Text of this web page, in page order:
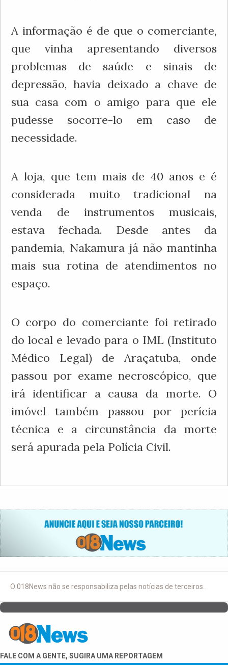
A informação é de que o comerciante,
que vinha apresentando diversos
problemas de saúde e sinais de
depressão, havia deixado a chave de
sua casa com o amigo para que ele
pudesse socorre-lo em caso de
necessidade.
A loja, que tem mais de 40 anos e é
considerada muito tradicional na
venda de instrumentos musicais,
estava fechada. Desde antes da
pandemia, Nakamura já não mantinha
mais sua rotina de atendimentos no
espaço.
O corpo do comerciante foi retirado
do local e levado para o IML (Instituto
Médico Legal) de Araçatuba, onde
passou por exame necroscópico, que
irá identificar a causa da morte. O
imóvel também passou por perícia
técnica e a circunstância da morte
será apurada pela Polícia Civil.
O 018News não se responsabiliza pelas notícias de terceiros.
FALE COM A GENTE, SUGIRA UMA REPORTAGEM